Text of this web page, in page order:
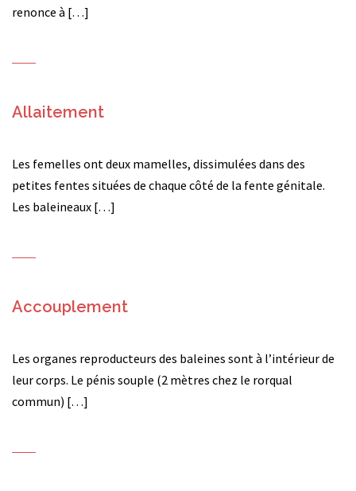
renonce à […]
Allaitement
Les femelles ont deux mamelles, dissimulées dans des
petites fentes situées de chaque côté de la fente génitale.
Les baleineaux […]
Accouplement
Les organes reproducteurs des baleines sont à l’intérieur de
leur corps. Le pénis souple (2 mètres chez le rorqual
commun) […]